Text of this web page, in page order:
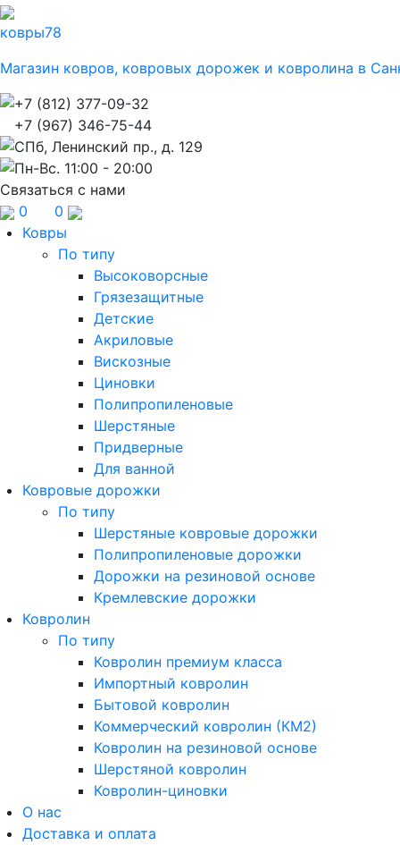
ковры78
Магазин ковров, ковровых дорожек и ковролина в
+7 (812) 377-09-32
+7 (967) 346-75-44
СПб, Ленинский пр., д. 129
Пн-Вс. 11:00 - 20:00
Связаться с нами
0
0
Ковры
По типу
Высоковорсные
Грязезащитные
Детские
Акриловые
Вискозные
Циновки
Полипропиленовые
Шерстяные
Придверные
Для ванной
Ковровые дорожки
По типу
Шерстяные ковровые дорожки
Полипропиленовые дорожки
Дорожки на резиновой основе
Кремлевские дорожки
Ковролин
По типу
Ковролин премиум класса
Импортный ковролин
Бытовой ковролин
Коммерческий ковролин (КМ2)
Ковролин на резиновой основе
Шерстяной ковролин
Ковролин-циновки
О нас
Доставка и оплата